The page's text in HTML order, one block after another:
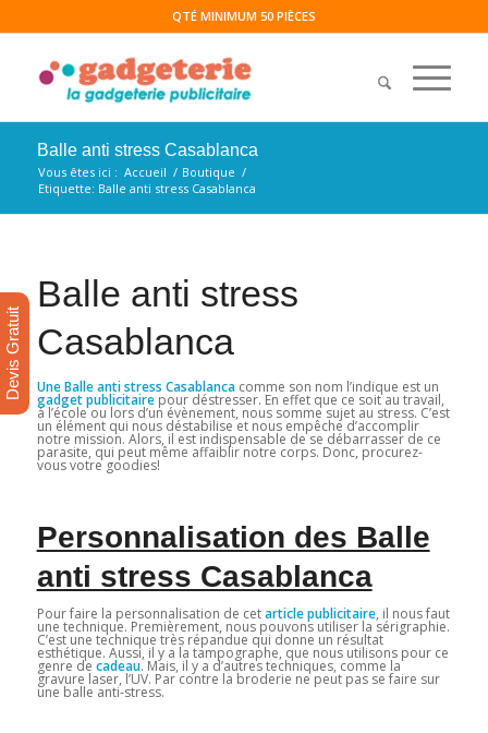
QTÉ MINIMUM 50 PIÈCES
Balle anti stress Casablanca
Vous êtes ici : Accueil / Boutique /
Etiquette: Balle anti stress Casablanca
Balle anti stress
Casablanca
Une Balle anti stress Casablanca comme son nom l’indique est un
gadget publicitairepour déstresser. En effet que ce soit au travail,
à l’école ou lors d’un évènement, nous somme sujet au stress. C’est
un élément qui nous déstabilise et nous empêche d’accomplir
notre mission. Alors, il est indispensable de se débarrasser de ce
parasite, qui peut même affaiblir notre corps. Donc, procurez-
vous votre goodies!
Personnalisation des Balle
anti stress Casablanca
Pour faire la personnalisation de cetarticle publicitaire, il nous faut
une technique. Premièrement, nous pouvons utiliser la sérigraphie.
C’est une technique très répandue qui donne un résultat
esthétique. Aussi, il y a la tampographe, que nous utilisons pour ce
genre de cadeau. Mais, il y a d’autres techniques, comme la
gravure laser, l’UV. Par contre la broderie ne peut pas se faire sur
une balle anti-stress.
Devis Gratuit